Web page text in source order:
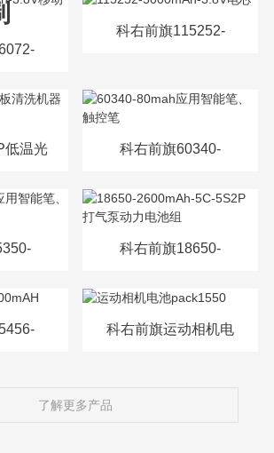
科右前旗115252-
低温光 科右前旗60340-
触控笔
科右前旗18650-
气泵动力电池组
科右前旗运动相机电
了解更多产品